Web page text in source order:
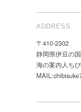
ADDRESS
〒410-2302
静岡県伊豆の
海の案内人ち